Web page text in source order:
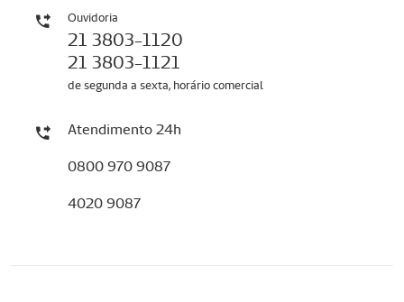
Ouvidoria
21 3803-1120
21 3803-1121
de segunda a sexta, horário comercial
Atendimento 24h
0800 970 9087
4020 9087